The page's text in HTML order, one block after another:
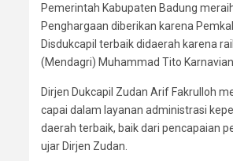
Pemerintah Kabupaten Badung
Penghargaan diberikan karena
Disdukcapil terbaik didaerah karena
(Mendagri) Muhammad Tito
Dirjen Dukcapil Zudan Arif Fakrulloh
capai dalam layanan administrasi
daerah terbaik, baik dari pencapaian
ujar Dirjen Zudan.